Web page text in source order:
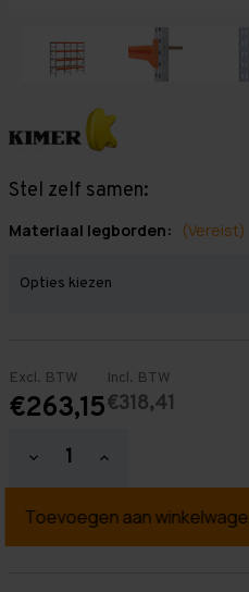
Stel zelf samen:
Materiaal legborden: (Vereist)
Excl. BTW
€263,15
Incl. BTW
€318,41
Hoeveelheid
verlagen
Grootvakstelling
mm
Hoeveelheid
verhogen
Grootvakstelling
mm